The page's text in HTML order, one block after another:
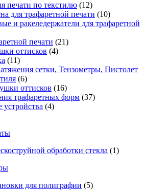
печати по текстилю (12)
для трафаретной печати (10)
и ракеледержатели для трафаретной
печати (21)
оттисков (4)
(11)
сетки, Тензометры, Пистолет
(6)
оттисков (16)
трафаретных форм (37)
(4)
обработки стекла (1)
для полиграфии (5)